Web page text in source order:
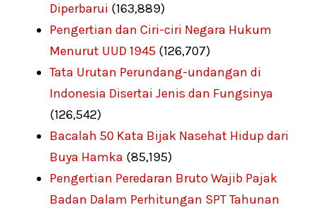
Diperbarui (163,889)
Pengertian dan Ciri-ciri Negara Hukum
Menurut UUD 1945 (126,707)
Tata Urutan Perundang-undangan di
Indonesia Disertai Jenis dan Fungsinya
(126,542)
Bacalah 50 Kata Bijak Nasehat Hidup dari
Buya Hamka (85,195)
Pengertian Peredaran Bruto Wajib Pajak
Badan Dalam Perhitungan SPT Tahunan